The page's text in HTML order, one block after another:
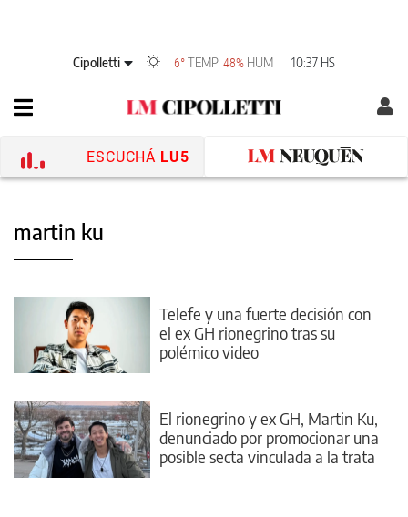
Cipolletti 6°TEMP 48% HUM 10:37 HS
ESCUCHÁ LU5
martin ku
Telefe y una fuerte decisión con
el ex GH rionegrino tras su
polémico video
El rionegrino y ex GH, Martin Ku,
denunciado por promocionar una
posible secta vinculada a la trata